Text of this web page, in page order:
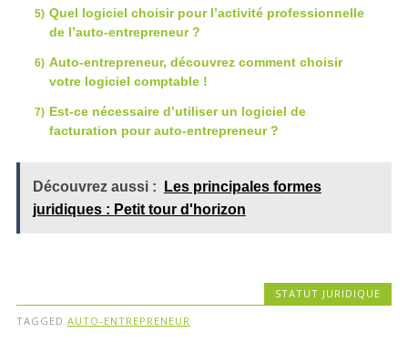
Quel logiciel choisir pour l’activité professionnelle
de l’auto-entrepreneur ?
Auto-entrepreneur, découvrez comment choisir
votre logiciel comptable !
Est-ce nécessaire d’utiliser un logiciel de
facturation pour auto-entrepreneur ?
Découvrez aussi :
Les principales formes
juridiques : Petit tour d'horizon
STATUT JURIDIQUE
TAGGED AUTO-ENTREPRENEUR